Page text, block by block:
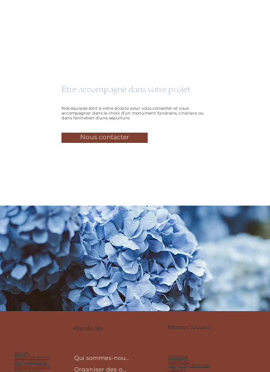
Être accompagné dans votre projet
Nos équipes sont à votre écoute pour vous conseiller et vous
accompagner dans le choix d’un monument funéraire, cinéraire ou
dans l’entretien d’une sépulture.
Nous contacter
Beuvry
Nœux-les-Mines
Bully-les-Mines
Sains-en-Gohelle
Mazingarbe
Réseaux sociaux
Facebook
Instagram
Google My Business
- Beuvry
Plan du site
Qui sommes-nous?
Organiser des obsèques